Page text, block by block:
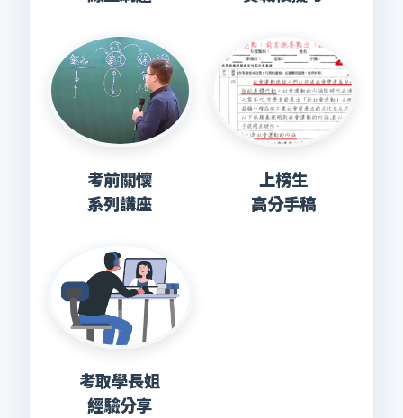
考前關懷
系列講座
上榜生
高分手稿
考取學長姐
經驗分享